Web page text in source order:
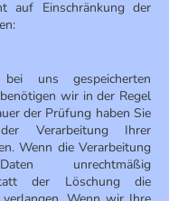
auf Einschränkung der
uns gespeicherten
wir in der Regel
der Prüfung haben Sie
Verarbeitung Ihrer
Wenn die Verarbeitung
unrechtmäßig
der Löschung die